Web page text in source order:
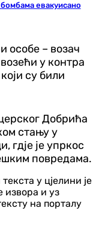
евакуисано
особе – возач
у контра
су били
Добрића
стању у
гдје је упркос
повредама.
у цјелини је
извора и уз
на порталу